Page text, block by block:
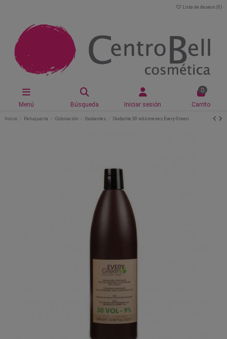
Lista de deseos (0 )
Menú Búsqueda Iniciar sesión
0
Carrito
Inicio Peluquería Coloración Oxidantes Oxidante 30 volúmenes Every Green